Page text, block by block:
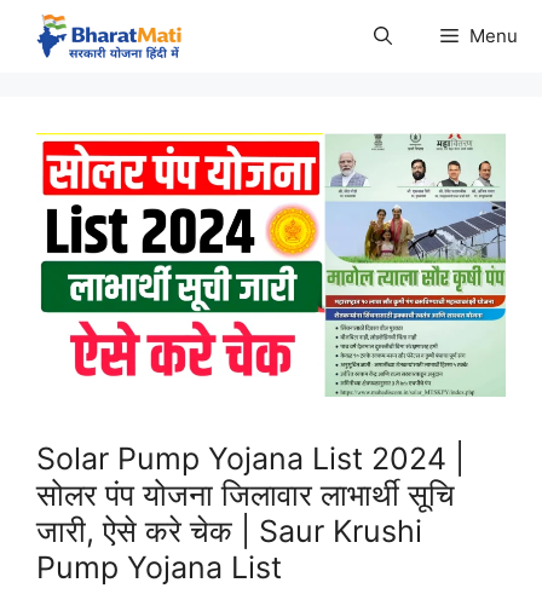
Skip
Menu
Solar Pump Yojana List 2024 |
सोलर पंप योजना जिलावार लाभार्थी सूचि
जारी, ऐसे करे चेक | Saur Krushi
Pump Yojana List